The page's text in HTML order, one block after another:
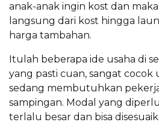
anak-anak ingin kost dan
langsung dari kost hingga
harga tambahan.
Itulah beberapa ide usaha di
yang pasti cuan, sangat
sedang membutuhkan
sampingan. Modal yang
terlalu besar dan bisa